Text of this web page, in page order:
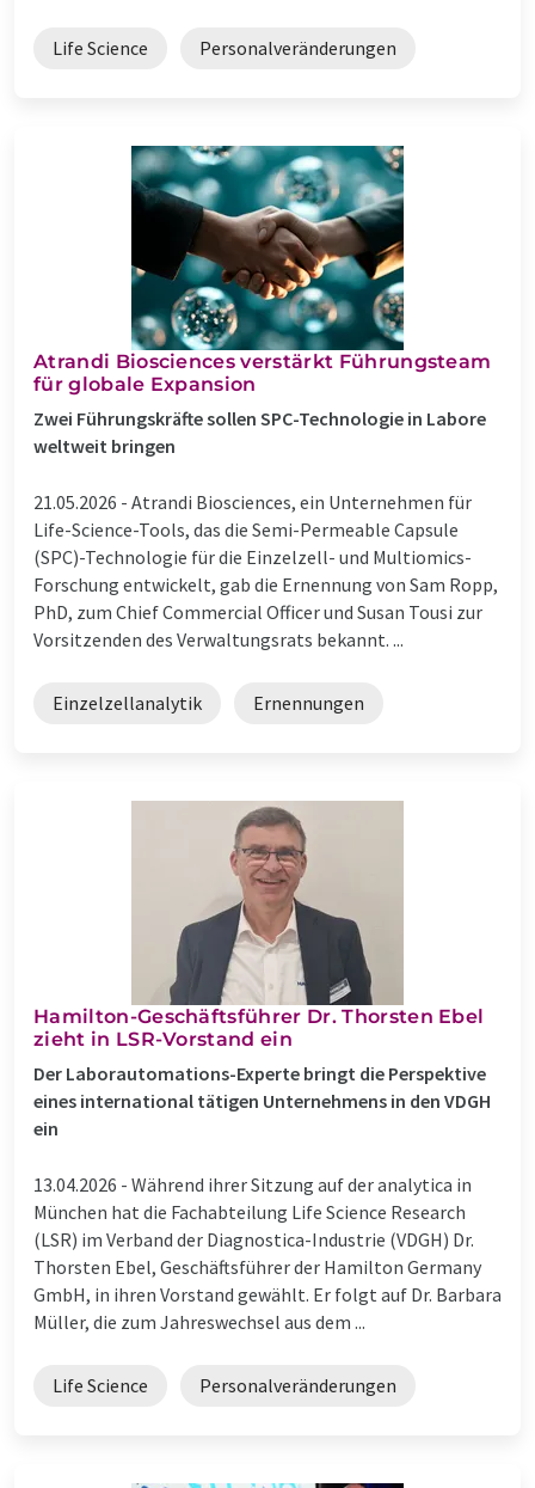
Life Science Personalveränderungen
Atrandi Biosciences verstärkt Führungsteam
für globale Expansion
Zwei Führungskräfte sollen SPC-Technologie in Labore
weltweit bringen
21.05.2026 - Atrandi Biosciences, ein Unternehmen für
Life-Science-Tools, das die Semi-Permeable Capsule
(SPC)-Technologie für die Einzelzell- und Multiomics-
Forschung entwickelt, gab die Ernennung von Sam Ropp,
PhD, zum Chief Commercial Officer und Susan Tousi zur
Vorsitzenden des Verwaltungsrats bekannt. ...
Einzelzellanalytik Ernennungen
Hamilton-Geschäftsführer Dr. Thorsten Ebel
zieht in LSR-Vorstand ein
Der Laborautomations-Experte bringt die Perspektive
eines international tätigen Unternehmens in den VDGH
ein
13.04.2026 - Während ihrer Sitzung auf der analytica in
München hat die Fachabteilung Life Science Research
(LSR) im Verband der Diagnostica-Industrie (VDGH) Dr.
Thorsten Ebel, Geschäftsführer der Hamilton Germany
GmbH, in ihren Vorstand gewählt. Er folgt auf Dr. Barbara
Müller, die zum Jahreswechsel aus dem ...
Life Science Personalveränderungen